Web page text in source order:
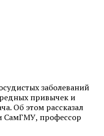
заболеваний
привычек и
Об этом рассказал
СамГМУ, профессор